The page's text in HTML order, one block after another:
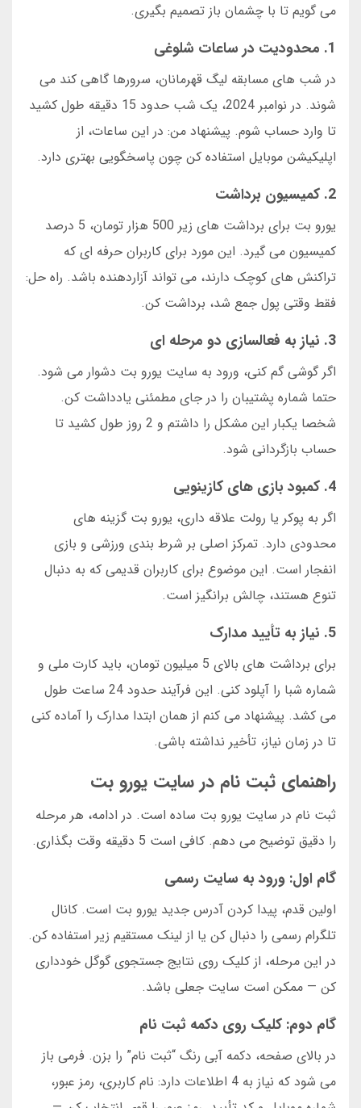
می گویم تا با چشمان باز تصمیم بگیری.
1. محدودیت در ساعات شلوغی
در شب های مسابقه لیگ قهرمانان، سرورها گاهی کند می
شوند. در نوامبر 2024، یک شب حدود 15 دقیقه طول کشید
تا وارد حساب شوم. پیشنهاد من: در این ساعات، از
اپلیکیشن موبایل استفاده کن چون پاسخگویی بهتری دارد.
2. کمیسیون برداشت
یورو بت برای برداشت های زیر 500 هزار تومان، 5 درصد
کمیسیون می گیرد. این مورد برای کاربران حرفه ای که
تراکنش های کوچک دارند، می تواند آزاردهنده باشد. راه حل:
فقط وقتی پول جمع شد، برداشت کن.
3. نیاز به فعالسازی دو مرحله ای
اگر گوشی گم کنی، ورود به سایت یورو بت دشوار می شود.
حتما شماره پشتیبان را در جای مطمئنی یادداشت کن.
شخصا یکبار این مشکل را داشتم و 2 روز طول کشید تا
حساب بازگردانی شود.
4. کمبود بازی های کازینویی
اگر به پوکر یا رولت علاقه داری، یورو بت گزینه های
محدودی دارد. تمرکز اصلی بر شرط بندی ورزشی و بازی
انفجار است. این موضوع برای کاربران قدیمی که به دنبال
تنوع هستند، چالش برانگیز است.
5. نیاز به تأیید مدارک
برای برداشت های بالای 5 میلیون تومان، باید کارت ملی و
شماره شبا را آپلود کنی. این فرآیند حدود 24 ساعت طول
می کشد. پیشنهاد می کنم از همان ابتدا مدارک را آماده کنی
تا در زمان نیاز، تأخیر نداشته باشی.
راهنمای ثبت نام در سایت یورو بت
ثبت نام در سایت یورو بت ساده است. در ادامه، هر مرحله
را دقیق توضیح می دهم. کافی است 5 دقیقه وقت بگذاری.
گام اول: ورود به سایت رسمی
اولین قدم، پیدا کردن آدرس جدید یورو بت است. کانال
تلگرام رسمی را دنبال کن یا از لینک مستقیم زیر استفاده کن.
در این مرحله، از کلیک روی نتایج جستجوی گوگل خودداری
کن — ممکن است سایت جعلی باشد.
گام دوم: کلیک روی دکمه ثبت نام
در بالای صفحه، دکمه آبی رنگ “ثبت نام” را بزن. فرمی باز
می شود که نیاز به 4 اطلاعات دارد: نام کاربری، رمز عبور،